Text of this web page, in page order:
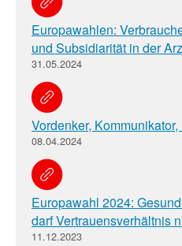
Europawahlen:
und Subsidiarität in der
31.05.2024
Vordenker,
08.04.2024
Europawahl 2024:
darf Vertrauensverhältnis
11.12.2023